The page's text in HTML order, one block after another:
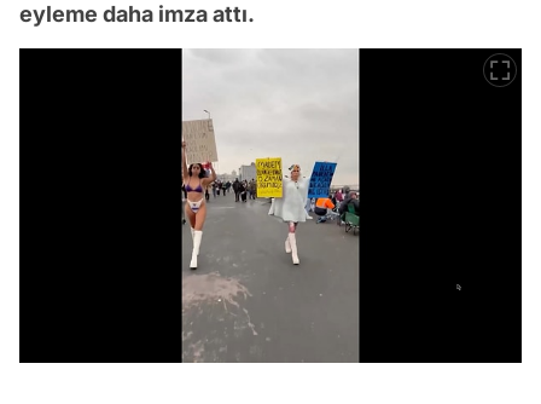
eyleme daha imza attı.